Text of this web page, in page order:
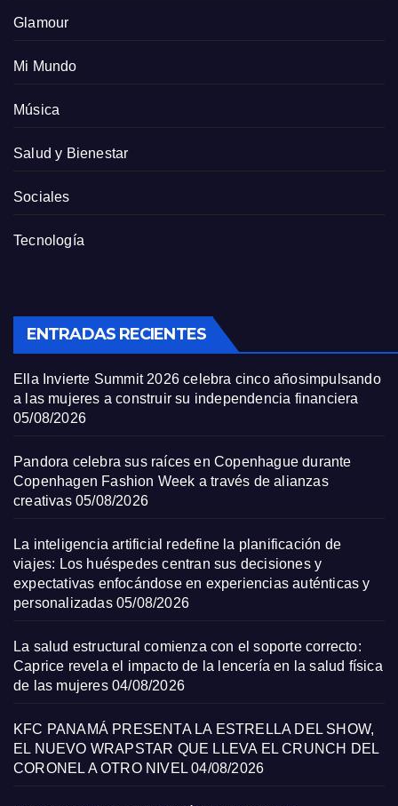
Glamour
Mi Mundo
Música
Salud y Bienestar
Sociales
Tecnología
ENTRADAS RECIENTES
Ella Invierte Summit 2026 celebra cinco añosimpulsando
a las mujeres a construir su independencia financiera
05/08/2026
Pandora celebra sus raíces en Copenhague durante
Copenhagen Fashion Week a través de alianzas
creativas 05/08/2026
La inteligencia artificial redefine la planificación de
viajes: Los huéspedes centran sus decisiones y
expectativas enfocándose en experiencias auténticas y
personalizadas 05/08/2026
La salud estructural comienza con el soporte correcto:
Caprice revela el impacto de la lencería en la salud física
de las mujeres 04/08/2026
KFC PANAMÁ PRESENTA LA ESTRELLA DEL SHOW,
EL NUEVO WRAPSTAR QUE LLEVA EL CRUNCH DEL
CORONEL A OTRO NIVEL 04/08/2026